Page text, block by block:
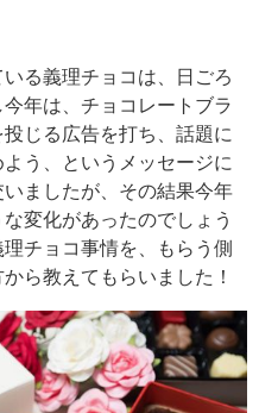
る義理チョコは、日ごろ
年は、チョコレートブラ
じる広告を打ち、話題に
う、というメッセージに
ましたが、その結果今年
変化があったのでしょう
チョコ事情を、もらう側
ら教えてもらいました！